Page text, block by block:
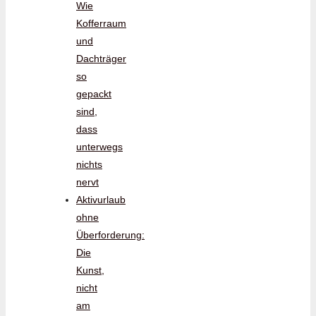
Wie
Kofferraum
und
Dachträger
so
gepackt
sind,
dass
unterwegs
nichts
nervt
Aktivurlaub
ohne
Überforderung:
Die
Kunst,
nicht
am